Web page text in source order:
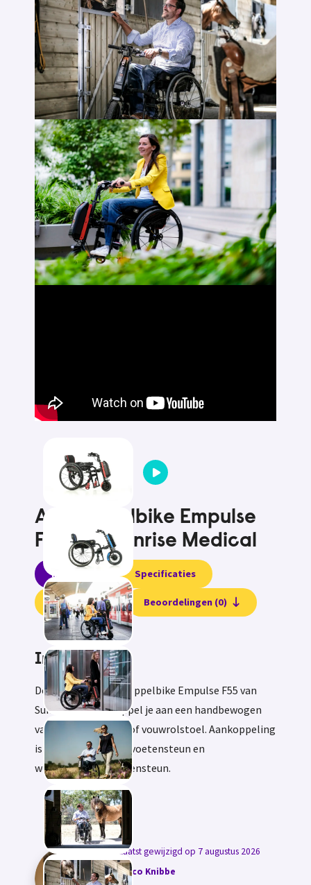
Aankoppelbike Empulse
F55 van Sunrise Medical
Informatie Specificaties
Testvideo Beoordelingen (0)
Informatie
De elektrische aankoppelbike Empulse F55 van
Sunrise Medical koppel je aan een handbewogen
vast frame rolstoel of vouwrolstoel. Aankoppeling
is mogelijk bij vaste voetensteun en
wegzwenkbare voetensteun.
Laatst gewijzigd op 7 augustus 2026
doorNico Knibbe